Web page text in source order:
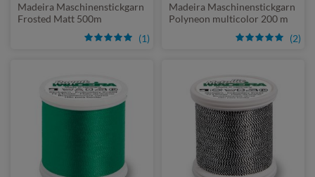
(1)
Madeira Maschinenstickgarn
Frosted Matt 500m
(2)
Madeira Maschinenstickgarn
Polyneon multicolor 200 m